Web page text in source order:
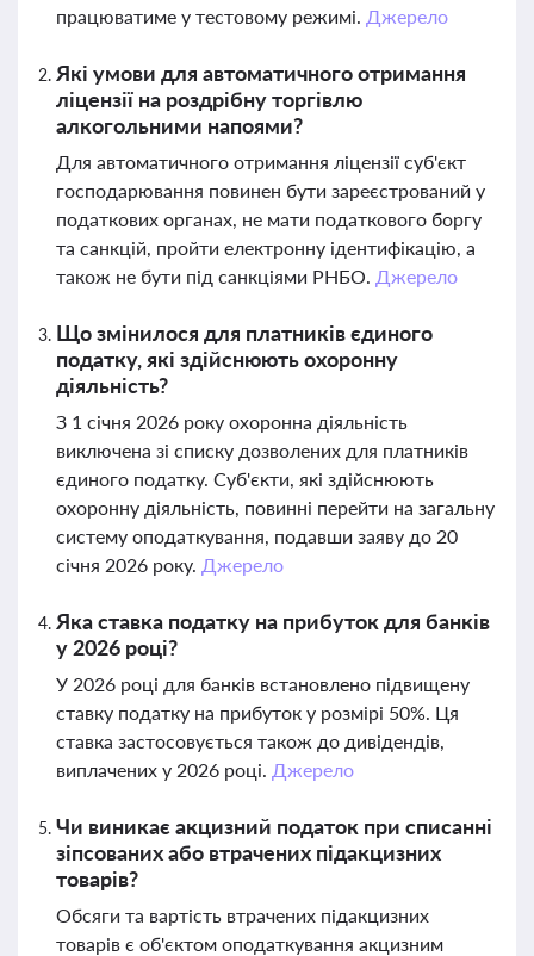
працюватиме у тестовому режимі. Джерело
Які умови для автоматичного отримання
ліцензії на роздрібну торгівлю
алкогольними напоями?
Для автоматичного отримання ліцензії суб'єкт
господарювання повинен бути зареєстрований у
податкових органах, не мати податкового боргу
та санкцій, пройти електронну ідентифікацію, а
також не бути під санкціями РНБО. Джерело
Що змінилося для платників єдиного
податку, які здійснюють охоронну
діяльність?
З 1 січня 2026 року охоронна діяльність
виключена зі списку дозволених для платників
єдиного податку. Суб'єкти, які здійснюють
охоронну діяльність, повинні перейти на загальну
систему оподаткування, подавши заяву до 20
січня 2026 року. Джерело
Яка ставка податку на прибуток для банків
у 2026 році?
У 2026 році для банків встановлено підвищену
ставку податку на прибуток у розмірі 50%. Ця
ставка застосовується також до дивідендів,
виплачених у 2026 році. Джерело
Чи виникає акцизний податок при списанні
зіпсованих або втрачених підакцизних
товарів?
Обсяги та вартість втрачених підакцизних
товарів є об'єктом оподаткування акцизним